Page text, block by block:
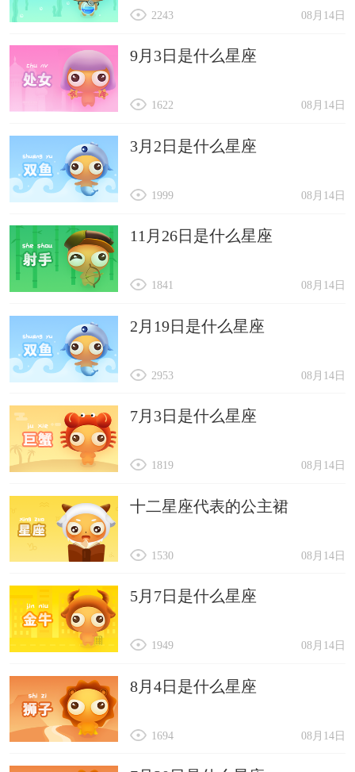
08月14日
2243
9月3日是什么星座
08月14日
1622
3月2日是什么星座
08月14日
1999
11月26日是什么星座
08月14日
1841
2月19日是什么星座
08月14日
2953
7月3日是什么星座
08月14日
1819
十二星座代表的公主裙
08月14日
1530
5月7日是什么星座
08月14日
1949
8月4日是什么星座
08月14日
1694